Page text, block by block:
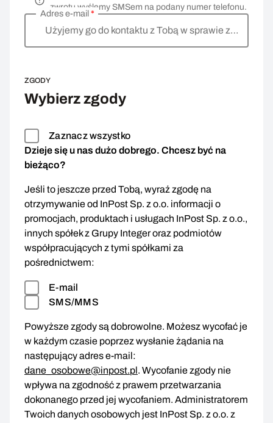
zwrotu wyślemy SMSem na podany numer telefonu.
Użyjemy go do kontaktu z Tobą w sprawie zwrotu
Adres e-mail *
ZGODY
Wybierz zgody
Zaznacz wszystko
Dzieje się u nas dużo dobrego. Chcesz być na
bieżąco?
Jeśli to jeszcze przed Tobą, wyraź zgodę na
otrzymywanie od InPost Sp. z o.o. informacji o
promocjach, produktach i usługach InPost Sp. z o.o.,
innych spółek z Grupy Integer oraz podmiotów
współpracujących z tymi spółkami za
pośrednictwem:
E-mail
SMS/MMS
Powyższe zgody są dobrowolne. Możesz wycofać je
w każdym czasie poprzez wysłanie żądania na
następujący adres e-mail:
dane_osobowe@inpost.pl. Wycofanie zgody nie
wpływa na zgodność z prawem przetwarzania
dokonanego przed jej wycofaniem. Administratorem
Twoich danych osobowych jest InPost Sp. z o.o. z